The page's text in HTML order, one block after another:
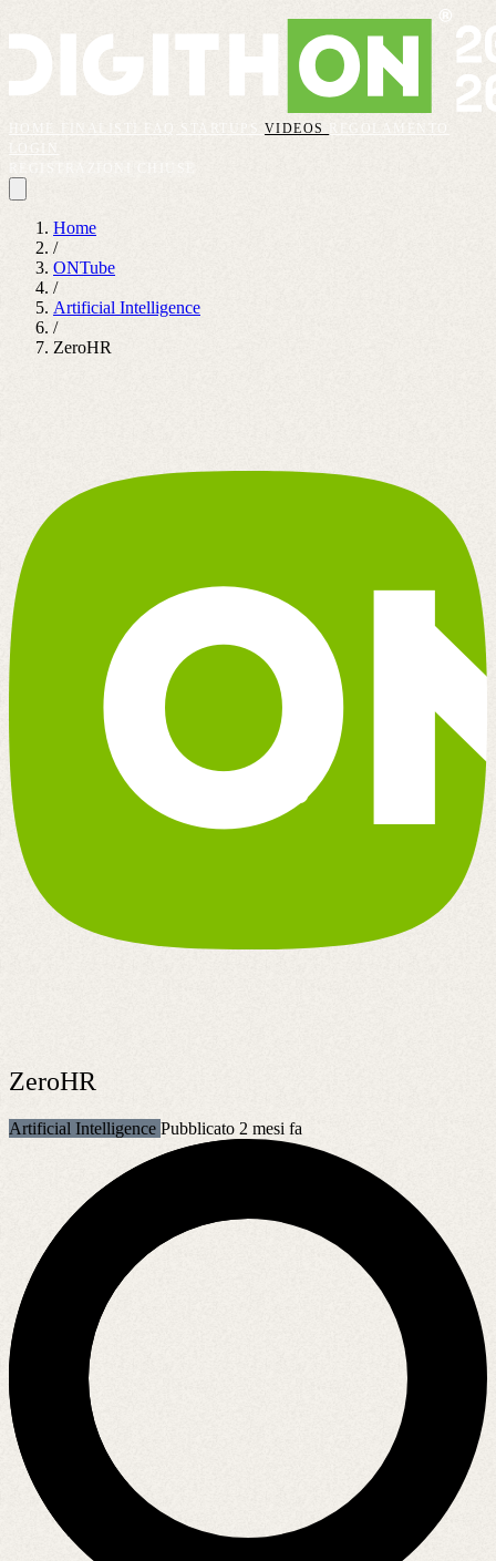
VIDEOS
REGOLAMENTO
Home
/
ONTube
/
Artificial Intelligence
/
ZeroHR
ZeroHR
Artificial Intelligence Pubblicato 2 mesi fa